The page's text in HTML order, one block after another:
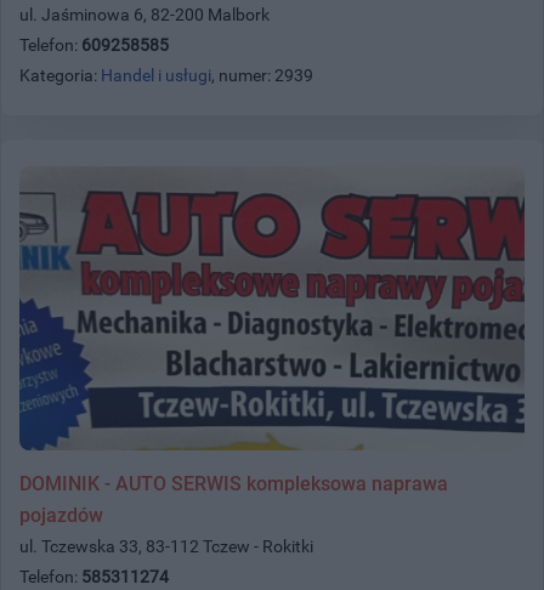
ul. Jaśminowa 6, 82-200 Malbork
Telefon: 609258585
Kategoria: Handel i usługi, numer: 2939
DOMINIK - AUTO SERWIS kompleksowa naprawa
pojazdów
ul. Tczewska 33, 83-112 Tczew - Rokitki
Telefon: 585311274